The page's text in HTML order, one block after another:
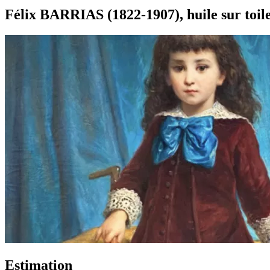
Félix BARRIAS (1822-1907), huile sur
Estimation